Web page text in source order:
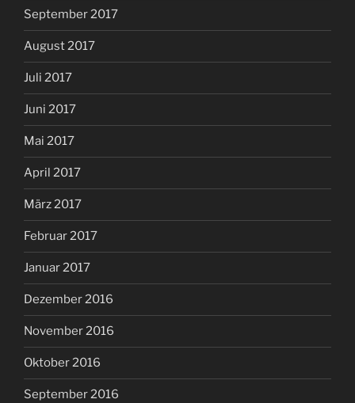
September 2017
August 2017
Juli 2017
Juni 2017
Mai 2017
April 2017
März 2017
Februar 2017
Januar 2017
Dezember 2016
November 2016
Oktober 2016
September 2016